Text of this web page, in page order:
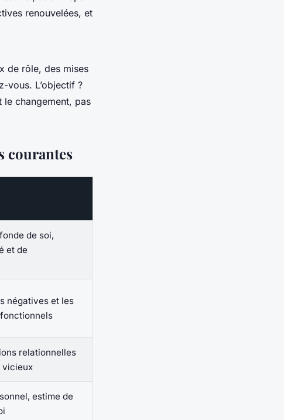
renouvelées, et
de rôle, des mises
vous. L’objectif ?
le changement, pas
courantes
de soi,
et de
négatives et les
relationnelles
vicieux
estime de